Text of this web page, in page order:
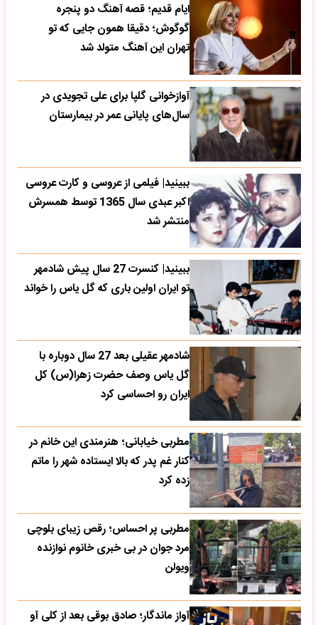
ایام قدیم؛ قصه آهنگ دو پنجره
گوگوش؛ دقیقا همون جایی که تو
تهران این آهنگ متولد شد
آوازخوانی گلپا برای علی تجویدی در
سال‌های پایانی عمر در بیمارستان
ببینید| فیلمی از عروسی و کارت عروسی
اکبر عبدی سال 1365 توسط همسرش
منتشر شد
ببینید| کنسرت 27 سال پیش شادمهر
تو ایران اولین باری که گل یاس را خواند
شادمهر عقیلی بعد 27 سال دوباره با
گل یاس وصف حضرت زهرا(س) کل
ایران رو احساسی کرد
مطربی خیابانی؛ هنرمندی این خانم در
کنار غم پدر که بالا ایستاده شهر را ماتم
زده کرد
مطربی پر احساس؛ رقص زیبای بلوچی
مرد جوان در بی خبری خانوم نوازنده
ویولن
آواز ماندگار؛ صادق بوقی بعد از کلی آو